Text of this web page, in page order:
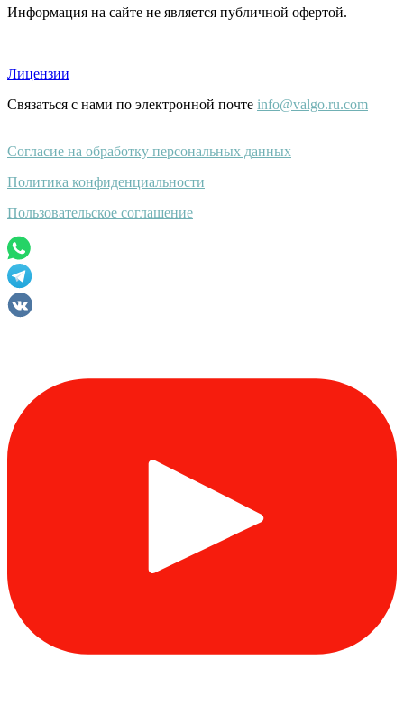
Информация на сайте не является публичной офертой.
Лицензии
Связаться с нами по электронной почте info@valgo.ru.com
Согласие на обработку персональных данных
Политика конфиденциальности
Пользовательское соглашение